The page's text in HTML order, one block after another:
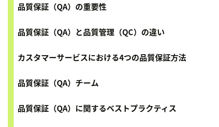
品質保証（QA）の重要性
品質保証（QA）と品質管理（QC）の違い
カスタマーサービスにおける4つの品質保証方法
品質保証（QA）チーム
品質保証（QA）に関するベストプラクティス